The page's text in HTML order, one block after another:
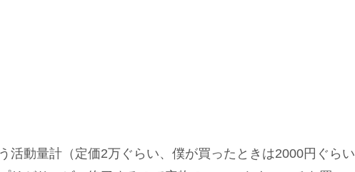
活動量計（定価2万ぐらい、僕が買ったときは2000円ぐらい